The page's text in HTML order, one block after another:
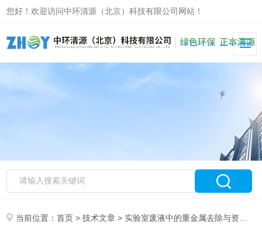
您好！欢迎访问中环清源（北京）科技有限公司网站！
当前位置：首页 >技术文章 > 实验室废液中的重金属去除与资源回收技术